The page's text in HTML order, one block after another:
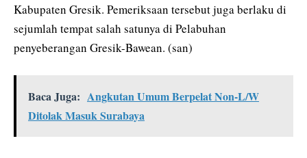
Kabupaten Gresik. Pemeriksaan tersebut juga berlaku di
sejumlah tempat salah satunya di Pelabuhan
penyeberangan Gresik-Bawean. (san)
Baca Juga: Angkutan Umum Berpelat Non-L/W
Ditolak Masuk Surabaya